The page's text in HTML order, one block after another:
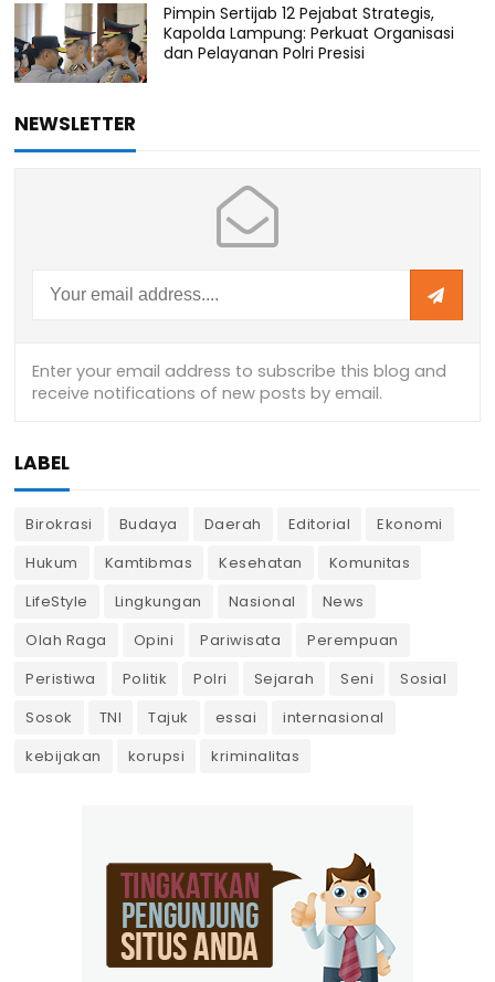
Pimpin Sertijab 12 Pejabat Strategis,
Kapolda Lampung: Perkuat Organisasi
dan Pelayanan Polri Presisi
NEWSLETTER
LABEL
Birokrasi Budaya Daerah Editorial
Ekonomi
Hukum
Kamtibmas Kesehatan
Komunitas
LifeStyle
Lingkungan Nasional
News
Olah Raga
Opini Pariwisata
Perempuan
Peristiwa
Politik Polri Sejarah Seni
Sosial
Sosok
TNI Tajuk essai
internasional
kebijakan
korupsi kriminalitas